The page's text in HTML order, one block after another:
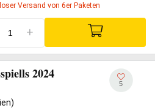
Versand von 6er Paketen
+
2024
5